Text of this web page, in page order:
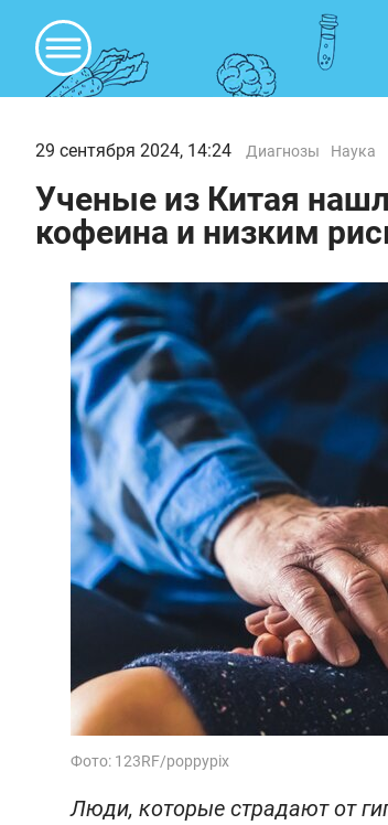
29 сентября 2024, 14:24 Диагнозы Наука
Ученые из Китая
кофеина и низким
Фото: 123RF/poppypix
Люди, которые страдают от